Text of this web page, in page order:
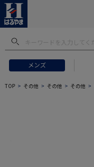
メンズ
TOP その他 その他 その他